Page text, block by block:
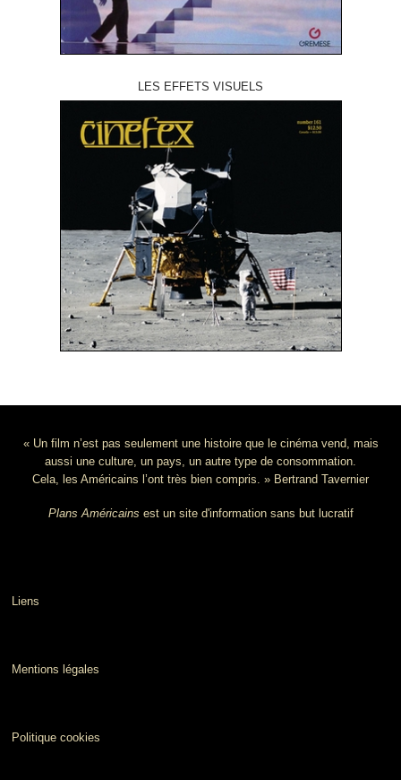
LES EFFETS VISUELS
« Un film n’est pas seulement une histoire que le cinéma vend, mais
aussi une culture, un pays, un autre type de consommation.
Cela, les Américains l’ont très bien compris. » Bertrand Tavernier
Plans Américains est un site d'information sans but lucratif
Liens
Mentions légales
Politique cookies